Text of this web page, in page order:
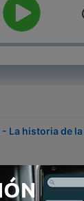
La historia de
La guerra de